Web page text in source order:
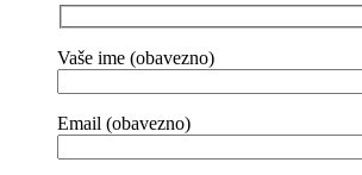
Vaše ime (obavezno)
Email (obavezno)